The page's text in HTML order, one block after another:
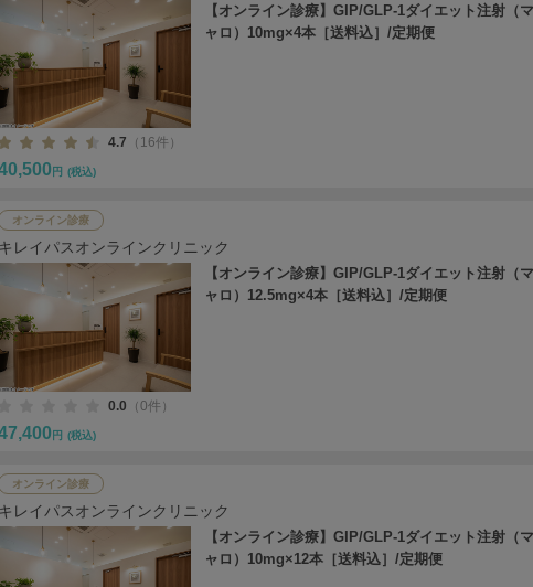
【オンライン診療】GIP/GLP-1ダイエット注射（
ャロ）10mg×4本［送料込］/定期便
4.7 （16件）
円 (税込)
オンライン診療
キレイパスオンラインクリニック
【オンライン診療】GIP/GLP-1ダイエット注射（
ャロ）12.5mg×4本［送料込］/定期便
0.0 （0件）
円 (税込)
オンライン診療
キレイパスオンラインクリニック
【オンライン診療】GIP/GLP-1ダイエット注射（
ャロ）10mg×12本［送料込］/定期便